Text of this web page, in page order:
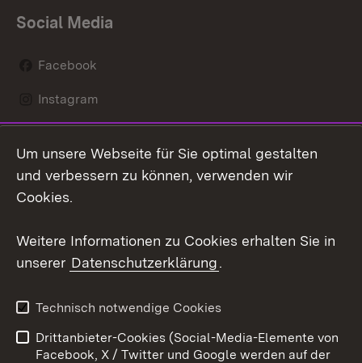
Social Media
Facebook
Instagram
Social Wall
Youtube
Kontakt
Datenschutz
Barrierefreiheit
Impressum Cookies
Um unsere Webseite für Sie optimal gestalten
und verbessern zu können, verwenden wir
Cookies.
Weitere Informationen zu Cookies erhalten Sie in
unserer Datenschutzerklärung.
Technisch notwendige Cookies
Drittanbieter-Cookies (Social-Media-Elemente von
Facebook, X / Twitter und Google werden auf der